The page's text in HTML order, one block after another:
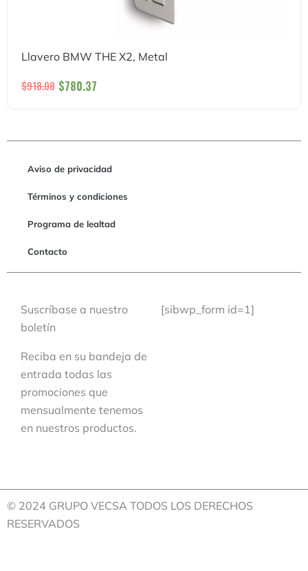
Llavero BMW THE X2, Metal
$918.08 $780.37
Aviso de privacidad
Términos y condiciones
Programa de lealtad
Contacto
Suscríbase a nuestro
boletín
Reciba en su bandeja de
entrada todas las
promociones que
mensualmente tenemos
en nuestros productos.
[sibwp_form id=1]
© 2024 GRUPO VECSA TODOS LOS DERECHOS
RESERVADOS